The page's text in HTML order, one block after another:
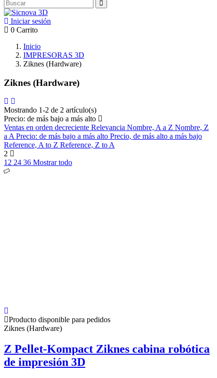
Iniciar sesión
0 Carrito
Inicio
IMPRESORAS 3D
Ziknes (Hardware)
Ziknes (Hardware)
Mostrando 1-2 de 2 artículo(s)
Precio: de más bajo a más alto
Ventas en orden decreciente Relevancia Nombre, A a Z Nombre, Z
a A Precio: de más bajo a más alto Precio, de más alto a más bajo
Reference, A to Z Reference, Z to A
2
12 24 36 Mostrar todo
Producto disponible para pedidos
Ziknes (Hardware)
Z Pellet-Kompact Ziknes cabina robótica
de impresión 3D